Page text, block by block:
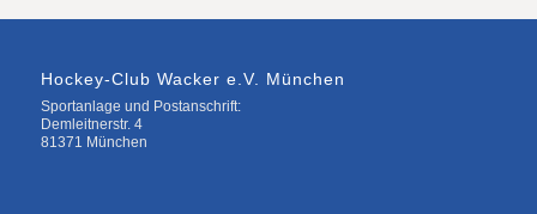
Hockey-Club Wacker e.V. München
Sportanlage und Postanschrift:
Demleitnerstr. 4
81371 München